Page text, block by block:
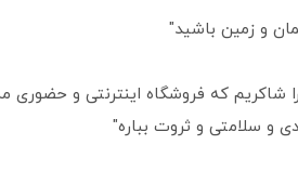
و زمین باشید"
شاکریم که فروشگاه اینترنتی و حضوری
و سلامتی و ثروت بباره"